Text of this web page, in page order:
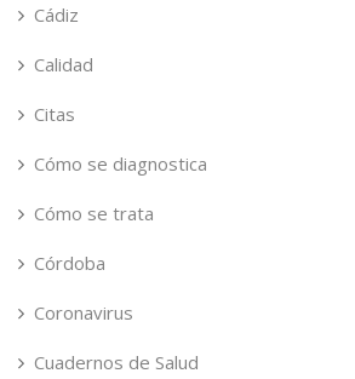
Cádiz
Calidad
Citas
Cómo se diagnostica
Cómo se trata
Córdoba
Coronavirus
Cuadernos de Salud